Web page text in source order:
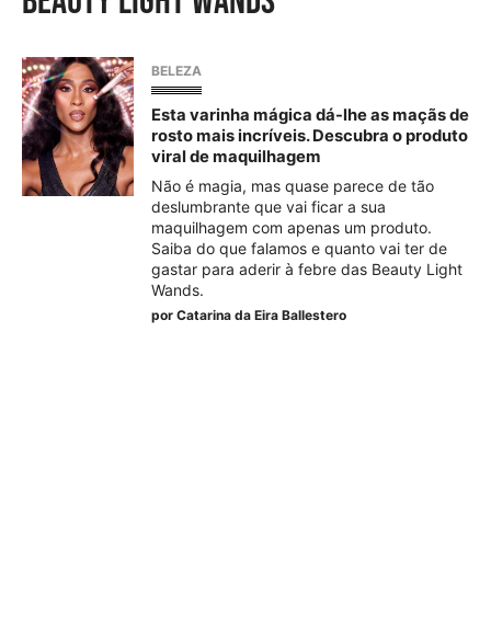
BELEZA
Esta varinha mágica dá-lhe as maçãs de
rosto mais incríveis. Descubra o produto
viral de maquilhagem
Não é magia, mas quase parece de tão
deslumbrante que vai ficar a sua
maquilhagem com apenas um produto.
Saiba do que falamos e quanto vai ter de
gastar para aderir à febre das Beauty Light
Wands.
por Catarina da Eira Ballestero